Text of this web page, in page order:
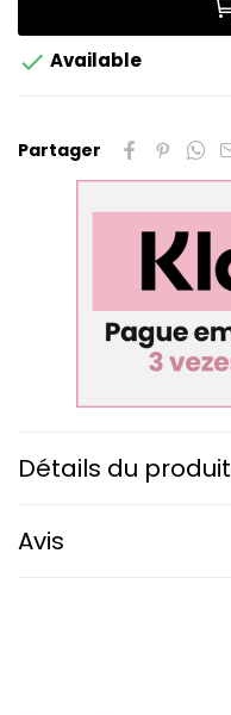
 Available
Partager
Détails du produit
Avis